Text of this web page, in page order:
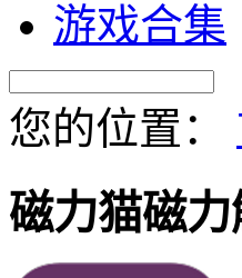
游戏合集
您的位置：
磁力猫磁